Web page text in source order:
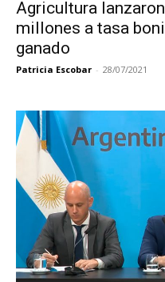
Agricultura
millones a tasa
ganado
Patricia Escobar - 28/07/2021